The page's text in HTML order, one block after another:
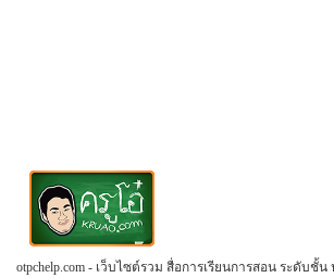
otpchelp.com - เว็บไซต์รวม สื่อการเรียนการสอน ระดับชั้